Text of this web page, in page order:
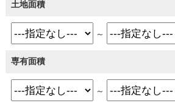
土地面積
～
専有面積
～